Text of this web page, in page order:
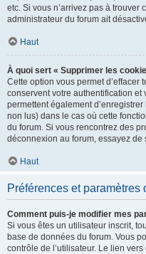
etc. Si vous n’arrivez pas à trouver
administrateur du forum ait
Haut
À quoi sert « Supprimer les
Cette option vous permet d’effacer
conservent votre authentification
permettent également
non lus) dans le cas où cette
du forum. Si vous rencontrez des
déconnexion au forum, essayez de
Haut
Préférences et paramètres
Comment puis-je modifier mes
Si vous êtes un utilisateur inscrit,
base de données du forum. Vous
contrôle de l’utilisateur. Le lien